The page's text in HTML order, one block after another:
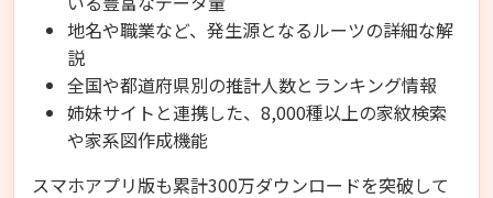
地名や職業など、発生源となるルーツの詳細な解
説
全国や都道府県別の推計人数とランキング情報
姉妹サイトと連携した、8,000種以上の家紋検索
や家系図作成機能
スマホアプリ版も累計300万ダウンロードを突破して